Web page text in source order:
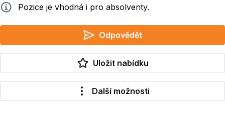
Info Pozice je vhodná i pro absolventy.
Odpovědět
Uložit nabídku
Další možnosti